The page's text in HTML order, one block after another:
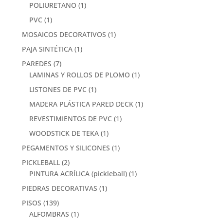
POLIURETANO (1)
PVC (1)
MOSAICOS DECORATIVOS (1)
PAJA SINTÉTICA (1)
PAREDES (7)
LAMINAS Y ROLLOS DE PLOMO (1)
LISTONES DE PVC (1)
MADERA PLÁSTICA PARED DECK (1)
REVESTIMIENTOS DE PVC (1)
WOODSTICK DE TEKA (1)
PEGAMENTOS Y SILICONES (1)
PICKLEBALL (2)
PINTURA ACRÍLICA (pickleball) (1)
PIEDRAS DECORATIVAS (1)
PISOS (139)
ALFOMBRAS (1)